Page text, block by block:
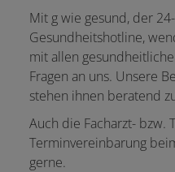
Mit g wie gesund, der
Gesundheitshotline,
mit allen
Fragen an uns. Unsere
stehen ihnen beratend
Auch die Facharzt- bzw.
Terminvereinbarung
gerne.